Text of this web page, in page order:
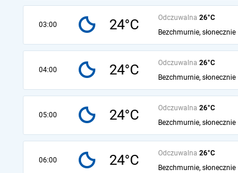
03:00 24°C Odczuwalna 26°C
Bezchmurnie, słonecznie
04:00 24°C Odczuwalna 26°C
Bezchmurnie, słonecznie
05:00 24°C Odczuwalna 26°C
Bezchmurnie, słonecznie
06:00 24°C Odczuwalna 26°C
Bezchmurnie, słonecznie